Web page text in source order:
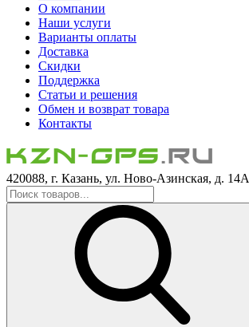
О компании
Наши услуги
Варианты оплаты
Доставка
Скидки
Поддержка
Статьи и решения
Обмен и возврат товара
Контакты
420088, г. Казань, ул. Ново-Азинская, д. 14А